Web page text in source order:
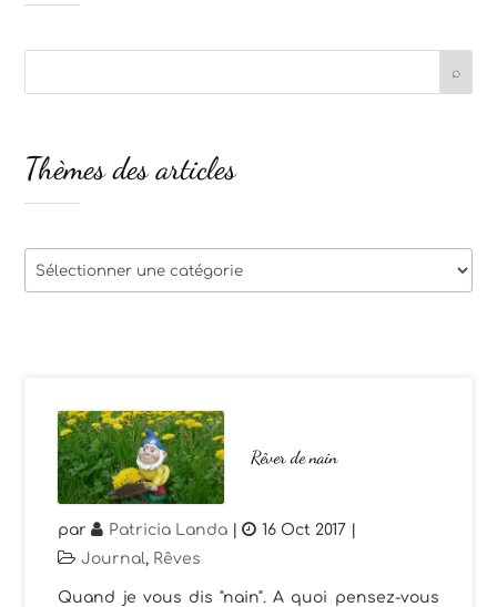
Rêver de nain
par Patricia Landa | 16 Oct 2017
Journal, Rêves
Quand je vous dis "nain". A quoi pensez-vous
Thèmes des articles
Thèmes
des